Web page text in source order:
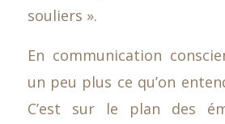
souliers ».
En communication
un peu plus ce qu’on
C’est sur le plan des